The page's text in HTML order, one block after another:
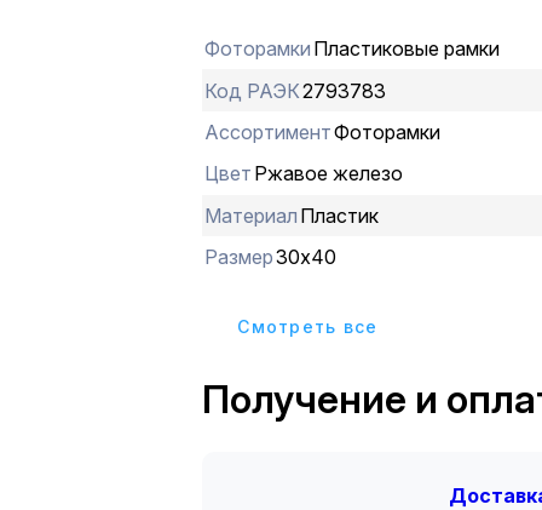
Фоторамки Пластиковые рамки
Код РАЭК2793783
АссортиментФоторамки
Цвет Ржавое железо
Материал Пластик
Размер30х40
Cмотреть все
Получение и